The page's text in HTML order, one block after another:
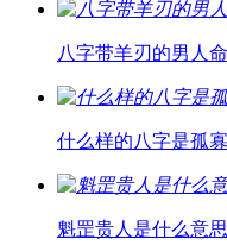
八字带羊刃的男人
什么样的八字是孤
魁罡贵人是什么意